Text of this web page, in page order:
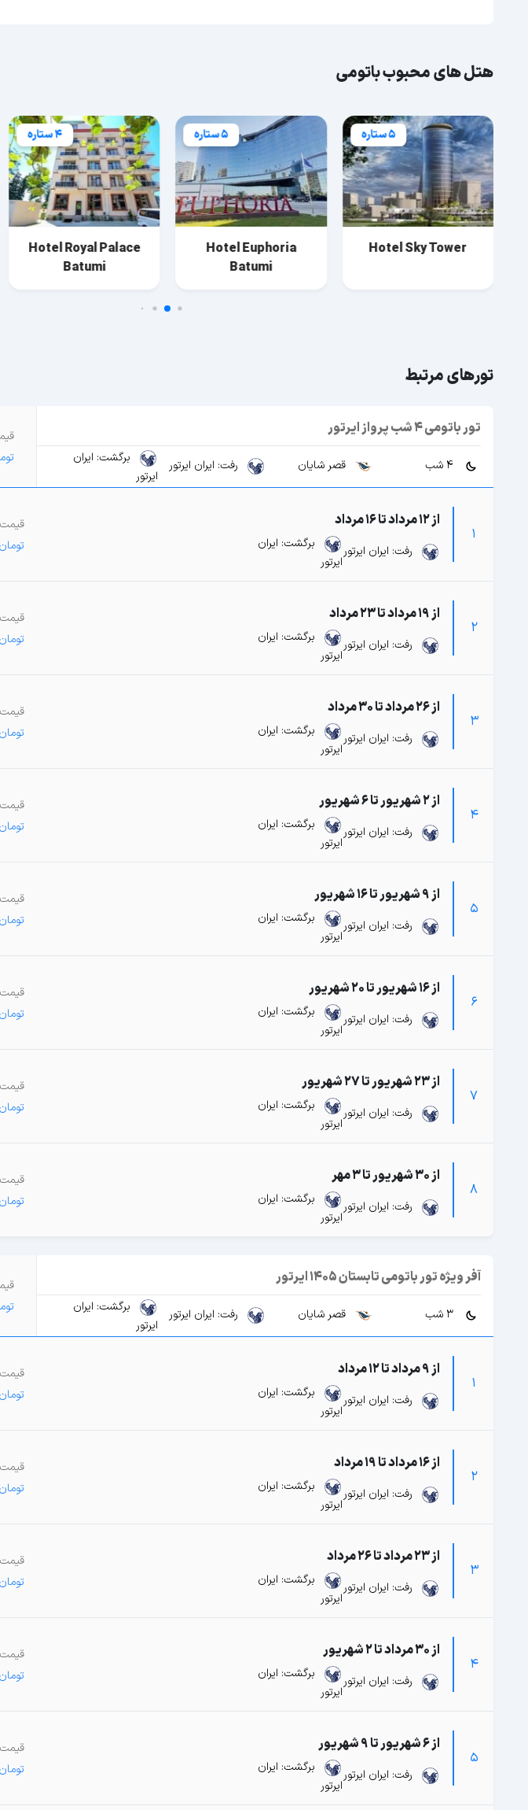
هتل های محبوب باتومی
5 ستاره
Hotel Euphoria
Hotel Royal Palace
Batumi
5 ستاره
Hotel Colosseum
Marina
تورهای مرتبط
تور باتومی 4 شب پرواز ایرتور
قصر شایان رفت: ایران ایرتور
برگشت: ایران
ایرتور
1
از 12 مرداد تا 16 مرداد
رفت: ایران ایرتور
برگشت: ایران
ایرتور
2
از 19 مرداد تا 23 مرداد
رفت: ایران ایرتور
برگشت: ایران
ایرتور
3
از 26 مرداد تا 30 مرداد
رفت: ایران ایرتور
برگشت: ایران
ایرتور
4
از 2 شهریور تا 6 شهریور
رفت: ایران ایرتور
برگشت: ایران
ایرتور
5
از 9 شهریور تا 16 شهریور
رفت: ایران ایرتور
برگشت: ایران
ایرتور
6
از 16 شهریور تا 20 شهریور
رفت: ایران ایرتور
برگشت: ایران
ایرتور
7
از 23 شهریور تا 27 شهریور
رفت: ایران ایرتور
برگشت: ایران
ایرتور
8
از 30 شهریور تا 3 مهر
رفت: ایران ایرتور
برگشت: ایران
ایرتور
آفر ویژه تور باتومی تابستان 1405 ایرتور
قصر شایان رفت: ایران ایرتور
برگشت: ایران
ایرتور
1
از 9 مرداد تا 12 مرداد
رفت: ایران ایرتور
برگشت: ایران
ایرتور
2
از 16 مرداد تا 19 مرداد
رفت: ایران ایرتور
برگشت: ایران
ایرتور
3
از 23 مرداد تا 26 مرداد
رفت: ایران ایرتور
برگشت: ایران
ایرتور
4
از 30 مرداد تا 2 شهریور
رفت: ایران ایرتور
برگشت: ایران
ایرتور
5
از 6 شهریور تا 9 شهریور
رفت: ایران ایرتور
برگشت: ایران
ایرتور